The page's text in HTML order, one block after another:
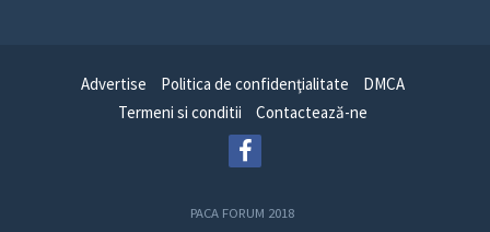
Advertise Politica de confidenţialitate
DMCA
Termeni si conditii
Contactează-ne
PACA FORUM 2018